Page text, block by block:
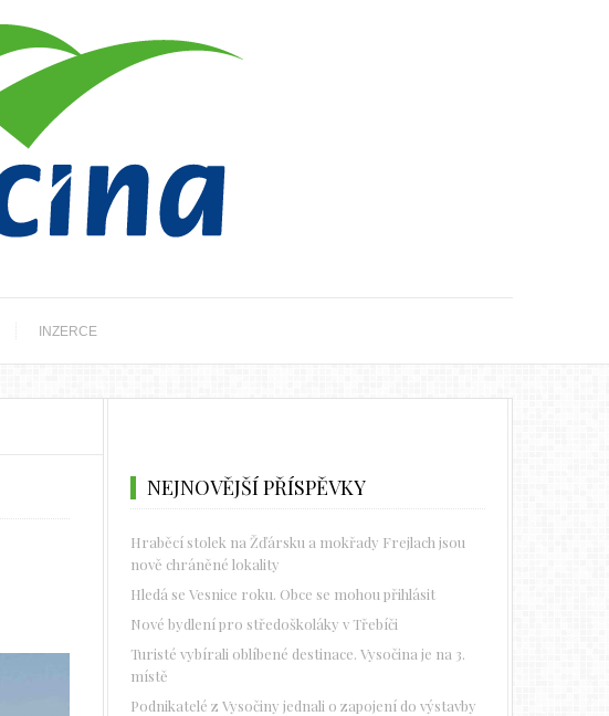
INZERCE
NEJNOVĚJŠÍ PŘÍSPĚVKY
Hraběcí stolek na Žďársku a mokřady Frejlach jsou
nově chráněné lokality
Hledá se Vesnice roku. Obce se mohou přihlásit
Nové bydlení pro středoškoláky v Třebíči
Turisté vybírali oblíbené destinace. Vysočina je na 3.
místě
Podnikatelé z Vysočiny jednali o zapojení do výstavby